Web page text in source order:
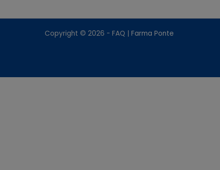
Copyright © 2026 - FAQ | Farma Ponte